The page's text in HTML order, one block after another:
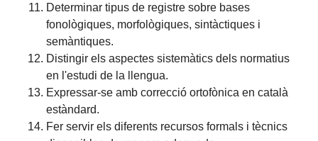
Determinar tipus de registre sobre bases
fonològiques, morfològiques, sintàctiques i
semàntiques.
Distingir els aspectes sistemàtics dels normatius
en l'estudi de la llengua.
Expressar-se amb correcció ortofònica en català
estàndard.
Fer servir els diferents recursos formals i tècnics